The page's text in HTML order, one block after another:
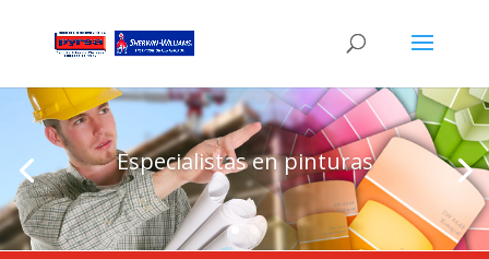
Especialistas en pinturas